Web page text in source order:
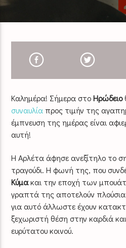
Καλημέρα! Σήμερα στοΗρώδειο
συναυλία προς τιμήν της
έμπνευση της ημέρας είναι
αυτή!
Η Αρλέτα άφησε ανεξίτηλο το
τραγούδι. Η φωνή της, που
Κύμακαι την εποχή των
γραπτά της αποτελούν πλούσια
για αυτό άλλωστε έχουν
ξεχωριστή θέση στην καρδιά
ευρύτατου κοινού.